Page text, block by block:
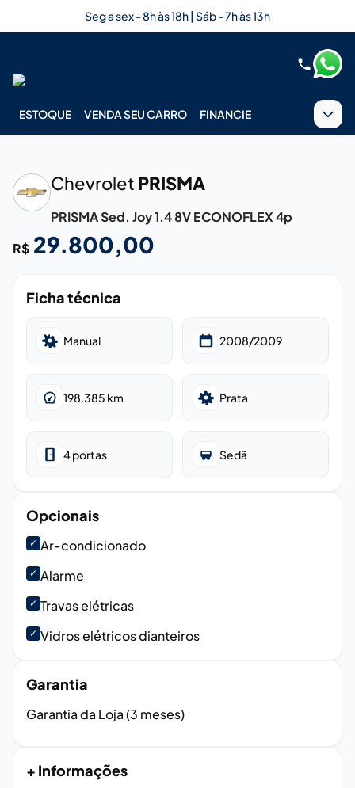
Seg a sex - 8h às 18h | Sáb - 7h às 13h
ESTOQUE VENDA SEU CARRO FINANCIE
Imagem em breve
Chevrolet PRISMA
PRISMA Sed. Joy 1.4 8V ECONOFLEX 4p
R$ 29.800,00
Ficha técnica
Manual 2008/2009
198.385 km Prata
4portas Sedã
Opcionais
✓ Ar-condicionado
✓ Alarme
✓ Travas elétricas
✓ Vidros elétricos dianteiros
Garantia
Garantia da Loja (3 meses)
+ Informações